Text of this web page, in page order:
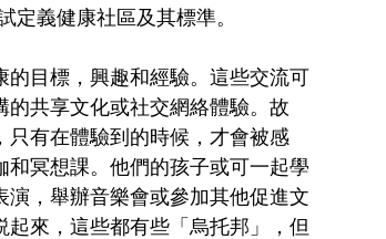
定義健康社區及其標準。
目標，興趣和經驗。這些交流可
共享文化或社交網絡體驗。故
只有在體驗到的時候，才會被感
冥想課。他們的孩子或可一起學
，舉辦音樂會或參加其他促進文
來，這些都有些「烏托邦」，但